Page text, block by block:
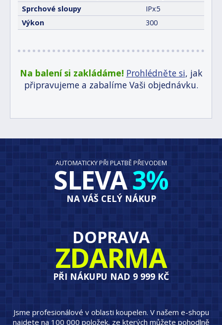
Sprchové sloupy
IPx5
Výkon
300
Na balení si zakládáme! Prohlédněte si, jak
připravujeme a zabalíme Vaši objednávku.
AUTOMATICKY PŘI PLATBĚ PŘEVODEM
SLEVA3%
NA VÁŠ CELÝ NÁKUP
DOPRAVA
ZDARMA
PŘI NÁKUPU NAD 9 999 KČ
Jsme profesionálové v oblasti koupelen. V našem e-shopu
najdete na 100 000 položek, ze kterých můžete pohodlně